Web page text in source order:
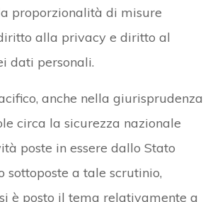
proporzionalità di misure
alla privacy e diritto al
dati personali.
anche nella giurisprudenza
circa la sicurezza nazionale
poste in essere dallo Stato
sottoposte a tale scrutinio,
è posto il tema relativamente a